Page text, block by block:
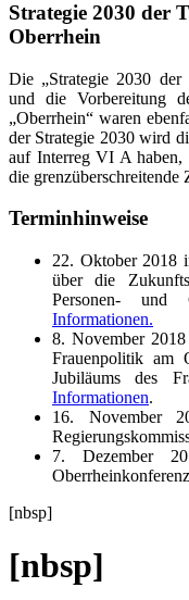
Strategie 2030 der
Oberrhein
Die „Strategie 2030 der
und die Vorbereitung
„Oberrhein“ waren
der Strategie 2030 wird
auf Interreg VI A haben,
die grenzüberschreitende
Terminhinweise
22. Oktober 2018
über die
Personen- und
Informationen.
8. November
Frauenpolitik am
Jubiläums des
Informationen.
16. November
7. Dezember
Oberrheinkonferenz
[nbsp]
[nbsp]